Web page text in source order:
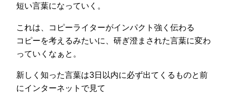
短い言葉になっていく。
これは、コピーライターがインパクト強く伝わる
コピーを考えるみたいに、研ぎ澄まされた言葉に変わ
っていくなぁと。
新しく知った言葉は3日以内に必ず出てくるものと前
にインターネットで見て